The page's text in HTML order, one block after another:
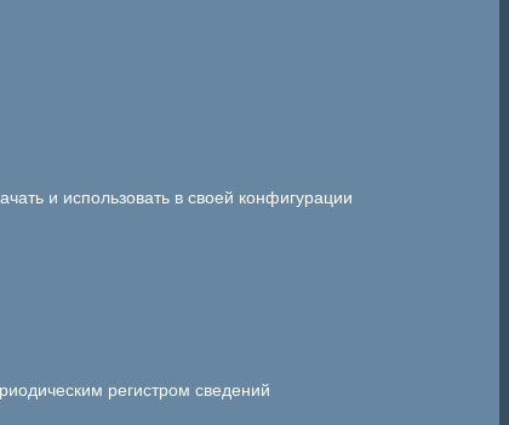
и использовать в своей конфигурации
регистром сведений